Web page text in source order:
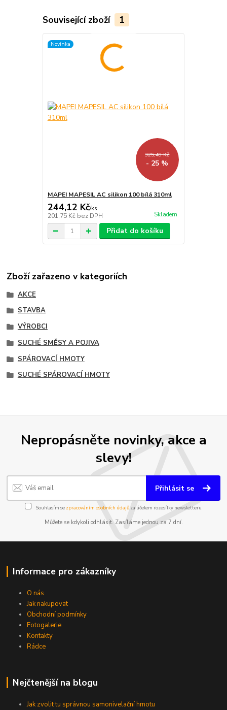
Související zboží 1
Novinka
325,49 Kč
- 25 %
MAPEI MAPESIL AC silikon 100 bílá 310ml
244,12 Kč/ks
201,75 Kč bez DPH Skladem
Přidat do košíku
Zboží zařazeno v kategoriích
AKCE
STAVBA
VÝROBCI
SUCHÉ SMĚSY A POJIVA
SPÁROVACÍ HMOTY
SUCHÉ SPÁROVACÍ HMOTY
Nepropásněte novinky, akce a
slevy!
Přihlásit se
Souhlasím se zpracováním osobních údajůza účelem rozesílky newsletteru.
Můžete se kdykoli odhlásit. Zasíláme jednou za 7 dní.
Informace pro zákazníky
O nás
Jak nakupovat
Obchodní podmínky
Fotogalerie
Kontakty
Rádce
Nejčtenější na blogu
Jak zvolit tu správnou samonivelační hmotu